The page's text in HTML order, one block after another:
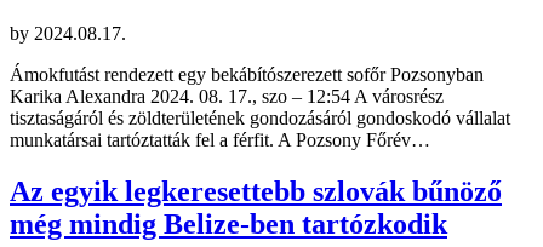
by 2024.08.17.
Ámokfutást rendezett egy bekábítószerezett sofőr Pozsonyban
Karika Alexandra 2024. 08. 17., szo – 12:54 A városrész
tisztaságáról és zöldterületének gondozásáról gondoskodó vállalat
munkatársai tartóztatták fel a férfit. A Pozsony Főrév…
Az egyik legkeresettebb szlovák bűnöző
még mindig Belize-ben tartózkodik